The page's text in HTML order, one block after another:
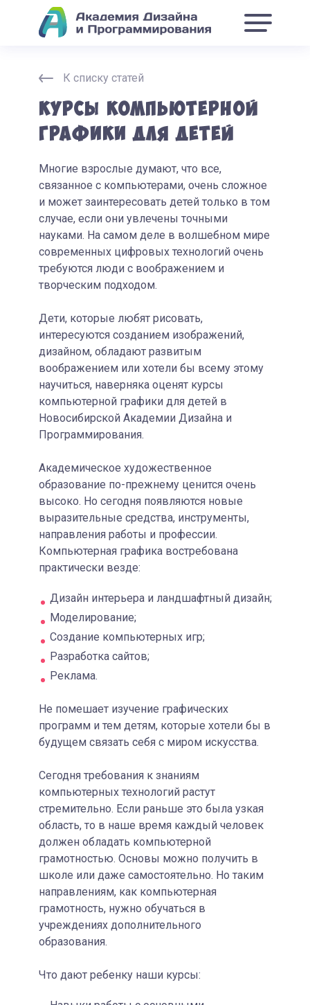
К списку статей
Курсы компьютерной
графики для детей
Многие взрослые думают, что все,
связанное с компьютерами, очень сложное
и может заинтересовать детей только в том
случае, если они увлечены точными
науками. На самом деле в волшебном мире
современных цифровых технологий очень
требуются люди с воображением и
творческим подходом.
Дети, которые любят рисовать,
интересуются созданием изображений,
дизайном, обладают развитым
воображением или хотели бы всему этому
научиться, наверняка оценят курсы
компьютерной графики для детей в
Новосибирской Академии Дизайна и
Программирования.
Академическое художественное
образование по-прежнему ценится очень
высоко. Но сегодня появляются новые
выразительные средства, инструменты,
направления работы и профессии.
Компьютерная графика востребована
практически везде:
Дизайн интерьера и ландшафтный дизайн;
Моделирование;
Создание компьютерных игр;
Разработка сайтов;
Реклама.
Не помешает изучение графических
программ и тем детям, которые хотели бы в
будущем связать себя с миром искусства.
Сегодня требования к знаниям
компьютерных технологий растут
стремительно. Если раньше это была узкая
область, то в наше время каждый человек
должен обладать компьютерной
грамотностью. Основы можно получить в
школе или даже самостоятельно. Но таким
направлениям, как компьютерная
грамотность, нужно обучаться в
учреждениях дополнительного
образования.
Что дают ребенку наши курсы: